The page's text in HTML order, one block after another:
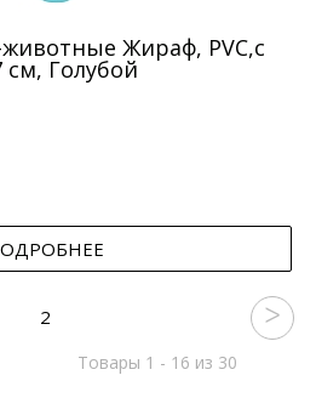
Жираф, PVC,с
см, Голубой
2
Товары 1 - 16 из 30